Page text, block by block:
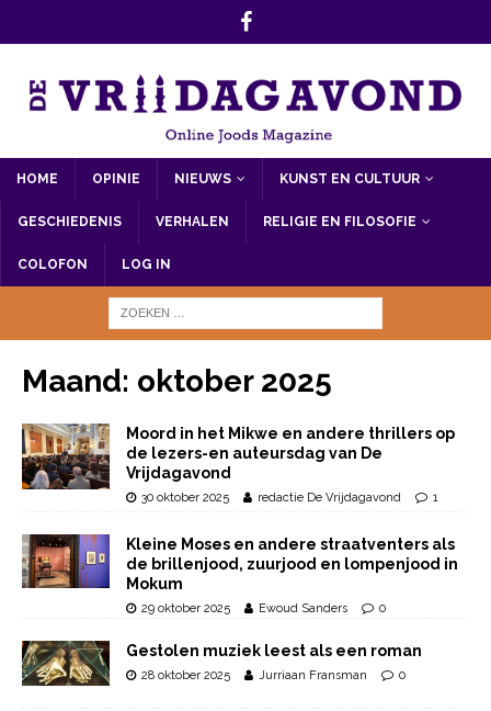
HOME OPINIE NIEUWS KUNST EN CULTUUR
GESCHIEDENIS VERHALEN RELIGIE EN FILOSOFIE
COLOFON LOG IN
Maand: oktober 2025
Moord in het Mikwe en andere thrillers op
de lezers-en auteursdag van De
Vrijdagavond
30 oktober 2025 redactie De Vrijdagavond 1
Kleine Moses en andere straatventers als
de brillenjood, zuurjood en lompenjood in
Mokum
29 oktober 2025 Ewoud Sanders 0
Gestolen muziek leest als een roman
28 oktober 2025 Jurriaan Fransman 0